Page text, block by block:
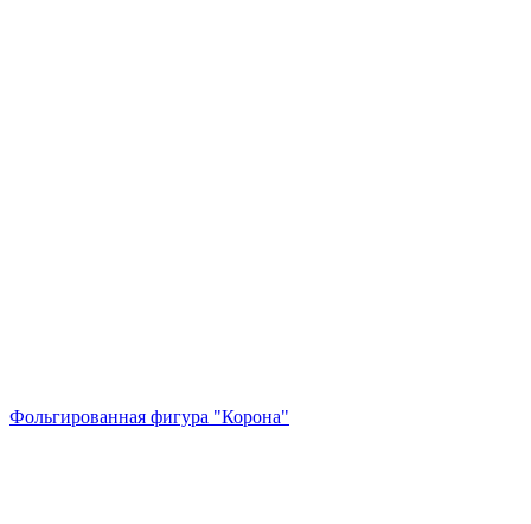
Фольгированная фигура "Корона"